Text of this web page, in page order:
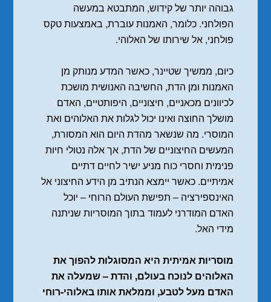
גבוהה יותר של קידוש, המתבטא במעשה
הפולחני. כלומר, האמנות עוברת, באמצעות טקס
פולחני, אל שירותו של האלוהי.
כיום, ממשיך שטיינר, כאשר המדע מנותק מן
האמנות ומן הדת, החשיבה האנושית מושכת
לכיוונים מכאניים, חיצוניים, היפותטיים, האדם
מושלך החוצה ואינו יכול לגלות את האלוהים ואת
המוסרי. מה שנשאר מהדת היום הוא המסורת,
המעשים החיצוניים של הדת, אך אלה נטולי חיות
פנימית וחסרי כוח מניע ישיר לחיים דתיים
אמיתיים. כאשר יימצא הנתיב מן הידע החיצוני אל
האינספירציה – תפישת העולם הרוחי – יוכל
האדם המודרני לעמוד בתוך המוסריות שניתנה
מידי האל.
מוסריות אמיתית היא המסוגלוּת להפוך את
האלוהים לנוכח בעולם, והדת – שמעלה את
האדם מעל לטבע, וממלאת אותו באלוהי-רוחי